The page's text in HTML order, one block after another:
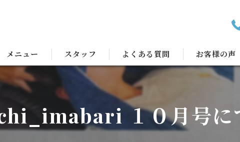
メニュー スタッフ よくある質問 お客様の声
１０月号に